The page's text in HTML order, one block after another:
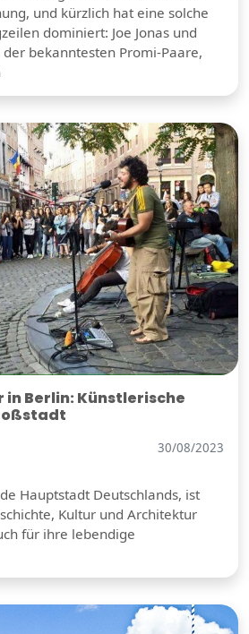
und kürzlich hat eine solche
dominiert: Joe Jonas und
der bekanntesten Promi-Paare,
Berlin: Künstlerische
30/08/2023
Hauptstadt Deutschlands, ist
Kultur und Architektur
für ihre lebendige